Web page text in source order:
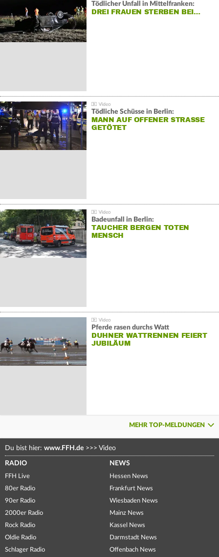
Tödlicher Unfall in Mittelfranken:
DREI FRAUEN STERBEN BEI…
Tödliche Schüsse in Berlin:
MANN AUF OFFENER STRASSE G
ETÖTET
Badeunfall in Berlin:
TAUCHER BERGEN TOTEN
MENSCH
Pferde rasen durchs Watt
DUHNER WATTRENNEN FEIERT
JUBILÄUM
MEHR TOP-MELDUNGEN
Du bist hier: www.FFH.de >>> Video
RADIO
FFH Live
80er Radio
90er Radio
2000er Radio
Rock Radio
Oldie Radio
Schlager Radio
NEWS
Hessen News
Frankfurt News
Wiesbaden News
Mainz News
Kassel News
Darmstadt News
Offenbach News